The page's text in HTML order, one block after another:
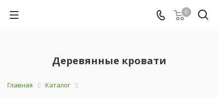
0
Деревянные кровати
Главная Каталог